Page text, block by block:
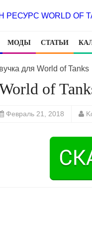
МОДЫ СТАТЬИ
для World of Tanks
of
Февраль 21, 2018